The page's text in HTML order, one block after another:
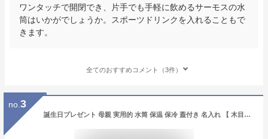
ワンタッチで開閉でき、片手でも手軽に飲めるサーモスの水
筒はいかがでしょうか。スポーツドリンクを入れることもで
きます。
全てのおすすめコメント（3件）
no. 3
誕生日プレゼント 母親 実用的 水筒 保温 保冷 蓋付き 名入れ 【 木目調 ステンレスボトル 300ml ／ 日本語ver】 マグ マグボトル 洗いやすい おしゃれ かわいい 男性 旦那 夫 息子 義母 妻 母 父 定年 退職 還暦 古希 喜寿 傘寿 米寿 卒寿 長寿 祝い お祝い 名前入り ギフト